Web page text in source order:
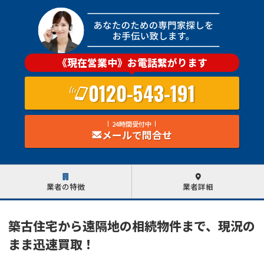
《現在営業中》お電話繋がります
0120-543-191
24時間受付中
メールで問合せ
業者の特徴 業者詳細
築古住宅から遠隔地の相続物件まで、現況の
まま迅速買取！